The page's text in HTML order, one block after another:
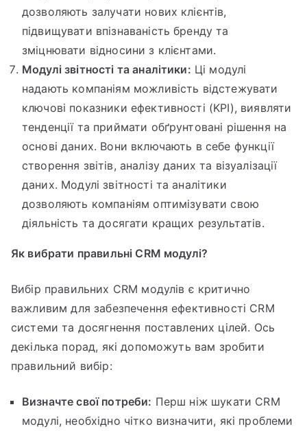
дозволяють залучати нових клієнтів,
підвищувати впізнаваність бренду та
зміцнювати відносини з клієнтами.
Модулі звітності та аналітики: Ці модулі
надають компаніям можливість відстежувати
ключові показники ефективності (KPI), виявляти
тенденції та приймати обґрунтовані рішення на
основі даних. Вони включають в себе функції
створення звітів, аналізу даних та візуалізації
даних. Модулі звітності та аналітики
дозволяють компаніям оптимізувати свою
діяльність та досягати кращих результатів.
Як вибрати правильні CRM модулі?
Вибір правильних CRM модулів є критично
важливим для забезпечення ефективності CRM
системи та досягнення поставлених цілей. Ось
декілька порад, які допоможуть вам зробити
правильний вибір:
Визначте свої потреби: Перш ніж шукати CRM
модулі, необхідно чітко визначити, які проблеми